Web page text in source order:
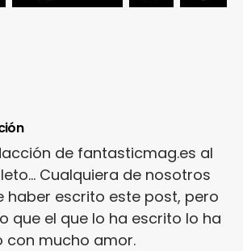
de fantasticmag.es al
Cualquiera de nosotros
haber escrito este post, pero
que el que lo ha escrito lo ha
con mucho amor.